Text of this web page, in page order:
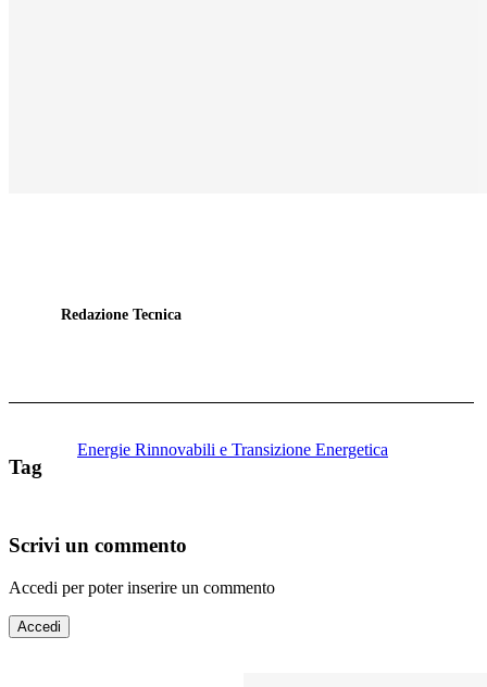
Redazione Tecnica
Tag
Energie Rinnovabili e Transizione Energetica
Scrivi un commento
Accedi per poter inserire un commento
Accedi